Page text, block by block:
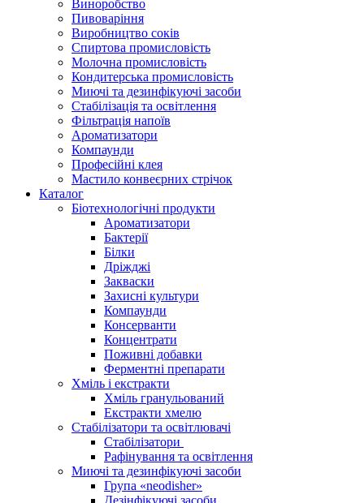
Виноробство
Пивоваріння
Виробництво соків
Спиртова промисловість
Молочна промисловість
Кондитерська промисловість
Миючі та дезинфікуючі засоби
Стабілізація та освітлення
Фільтрація напоїв
Ароматизатори
Компаунди
Професійні клея
Мастило конвеєрних стрічок
Каталог
Біотехнологічні продукти
Ароматизатори
Бактерії
Білки
Дріжджі
Закваски
Захисні культури
Компаунди
Консерванти
Концентрати
Поживні добавки
Ферментні препарати
Хміль і екстракти
Хміль гранульований
Екстракти хмелю
Стабілізатори та освітлювачі
Стабілізатори
Рафінування та освітлення
Миючі та дезинфікуючі засоби
Група «neodisher»
Дезінфікуючі засоби